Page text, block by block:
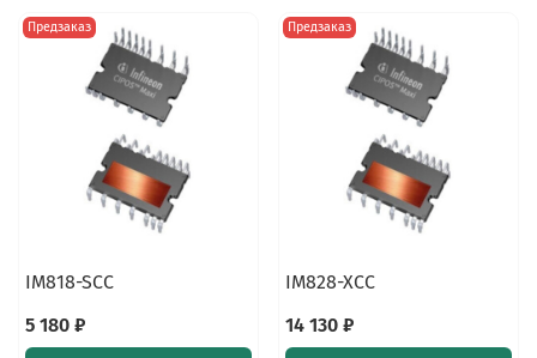
Предзаказ
IM818-SCC
5 180 ₽
Предзаказ
IM828-XCC
14 130 ₽